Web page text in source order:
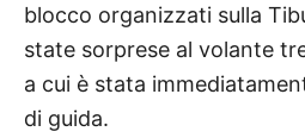
blocco organizzati sulla
state sorprese al volante
a cui è stata
di guida.